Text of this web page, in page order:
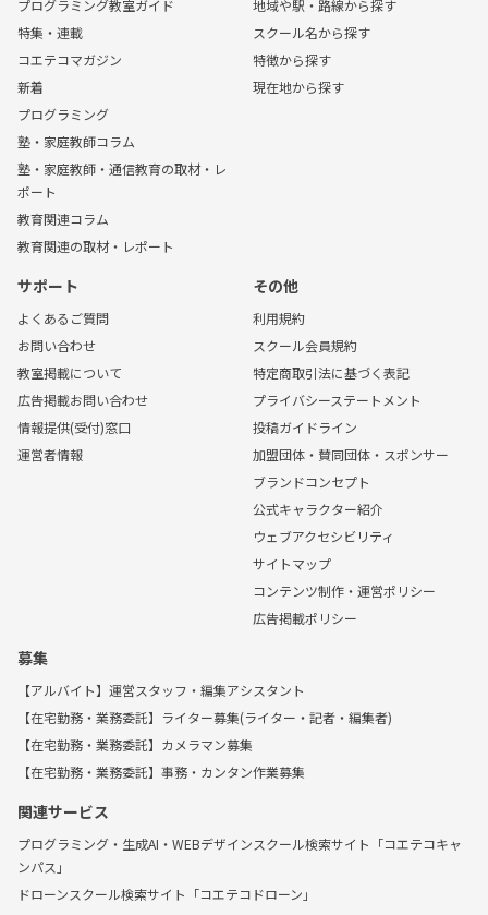
プログラミング教室ガイド
特集・連載
コエテコマガジン
新着
プログラミング
塾・家庭教師コラム
塾・家庭教師・通信教育の取材・レ
ポート
教育関連コラム
教育関連の取材・レポート
地域や駅・路線から探す
スクール名から探す
特徴から探す
現在地から探す
サポート
よくあるご質問
お問い合わせ
教室掲載について
広告掲載お問い合わせ
情報提供(受付)窓口
運営者情報
その他
利用規約
スクール会員規約
特定商取引法に基づく表記
プライバシーステートメント
投稿ガイドライン
加盟団体・賛同団体・スポンサー
ブランドコンセプト
公式キャラクター紹介
ウェブアクセシビリティ
サイトマップ
コンテンツ制作・運営ポリシー
広告掲載ポリシー
募集
【アルバイト】運営スタッフ・編集アシスタント
【在宅勤務・業務委託】ライター募集(ライター・記者・編集者)
【在宅勤務・業務委託】カメラマン募集
【在宅勤務・業務委託】事務・カンタン作業募集
関連サービス
プログラミング・生成AI・WEBデザインスクール検索サイト「コエテコキャ
ンパス」
ドローンスクール検索サイト「コエテコドローン」